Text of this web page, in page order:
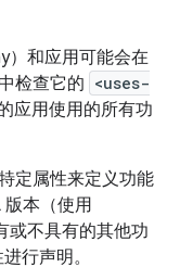
）和应用可能会在
检查它的 <uses-
应用使用的所有功
定属性来定义功能
版本（使用
或不具有的其他功
行声明。